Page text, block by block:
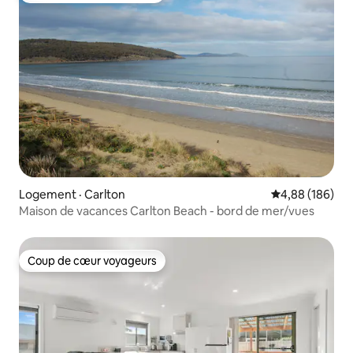
Logement · Carlton Note
4,88 (186)
Maison de vacances Carlton Beach - bord de mer/vues
Coup de cœur voyageurs
Coup de cœur voyageurs